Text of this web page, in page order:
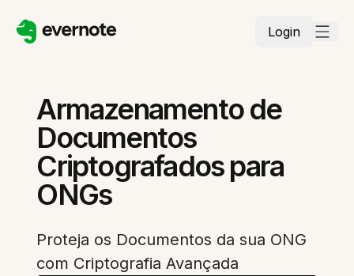
Login
Armazenamento de
Documentos
Criptografados para
ONGs
Proteja os Documentos da sua ONG
com Criptografia Avançada